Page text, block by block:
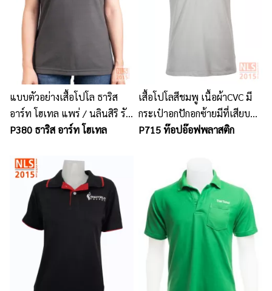
แบบตัวอย่างเสื้อโปโล ธาริส
อาร์ท โฮเทล แพร่ / นลินสิริ รับ
ผลิต รับตัดเสื้อโปโล ยูนิฟอร์ม
P380 ธาริส อาร์ท โฮเทล
เสื้อโปโลสีชมพู เนื้อผ้าCVC มี
กระเป๋าอกปักอกซ้ายมีที่เสียบ
ปากกาแขนซ้าย
P715 ท๊อปอ๊อฟพลาสติก